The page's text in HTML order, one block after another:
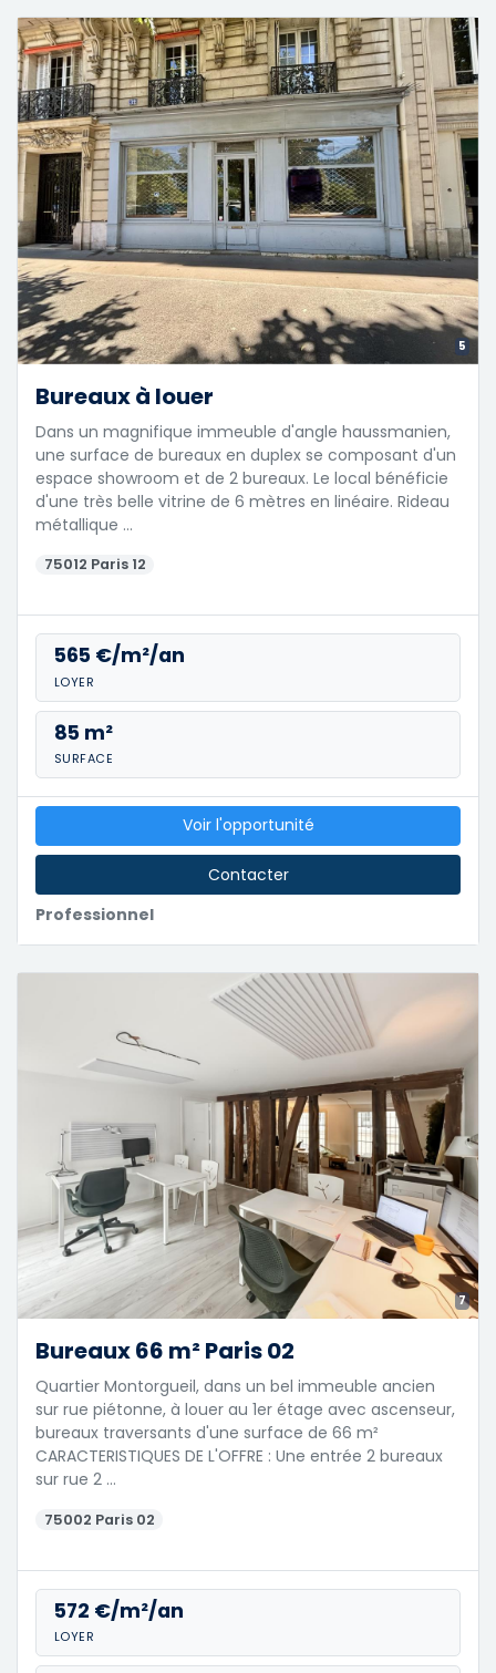
5
Bureaux à louer
Dans un magnifique immeuble d'angle haussmanien,
une surface de bureaux en duplex se composant d'un
espace showroom et de 2 bureaux. Le local bénéficie
d'une très belle vitrine de 6 mètres en linéaire. Rideau
métallique …
75012 Paris 12
565 €/m²/an
LOYER
85 m²
SURFACE
Professionnel
Voir l'opportunité
Contacter
7
Bureaux 66 m² Paris 02
Quartier Montorgueil, dans un bel immeuble ancien
sur rue piétonne, à louer au 1er étage avec ascenseur,
bureaux traversants d'une surface de 66 m²
CARACTERISTIQUES DE L'OFFRE : Une entrée 2 bureaux
sur rue 2 …
75002 Paris 02
572 €/m²/an
LOYER